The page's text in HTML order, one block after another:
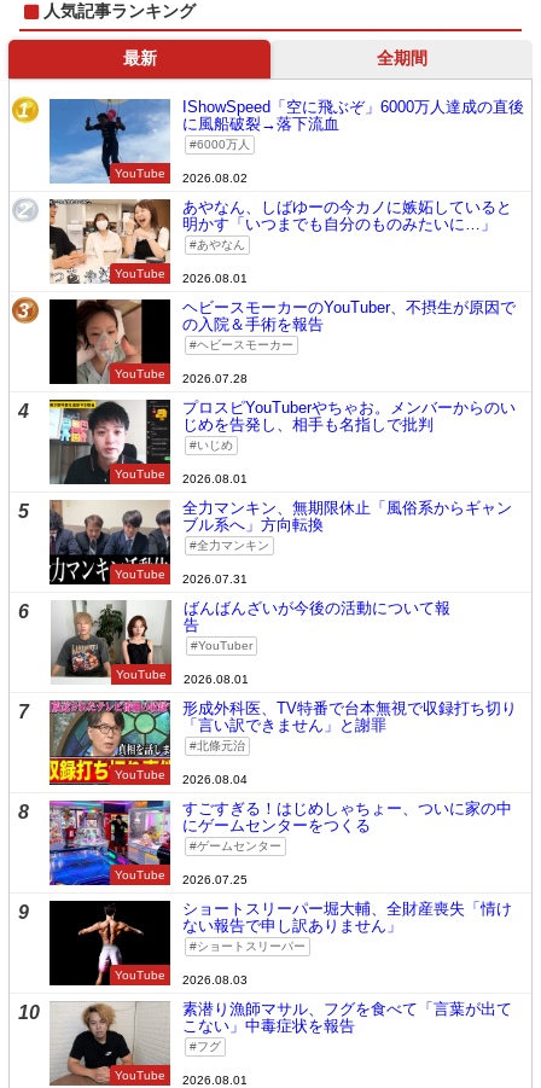
人気記事ランキング
最新 全期間
1
YouTube
IShowSpeed「空に飛ぶぞ」6000万人達成の直後
に風船破裂→落下流血
6000万人
2026.08.02
2
YouTube
あやなん、しばゆーの今カノに嫉妬していると
明かす「いつまでも自分のものみたいに…」
あやなん
2026.08.01
3
YouTube
ヘビースモーカーのYouTuber、不摂生が原因で
の入院＆手術を報告
ヘビースモーカー
2026.07.28
4
YouTube
プロスピYouTuberやちゃお。メンバーからのい
じめを告発し、相手も名指しで批判
いじめ
2026.08.01
5
YouTube
全力マンキン、無期限休止「風俗系からギャン
ブル系へ」方向転換
全力マンキン
2026.07.31
6
YouTube
ばんばんざいが今後の活動について報
告
YouTuber
2026.08.01
7
YouTube
形成外科医、TV特番で台本無視で収録打ち切り
「言い訳できません」と謝罪
北條元治
2026.08.04
8
YouTube
すごすぎる！はじめしゃちょー、ついに家の中
にゲームセンターをつくる
ゲームセンター
2026.07.25
9
YouTube
ショートスリーパー堀大輔、全財産喪失「情け
ない報告で申し訳ありません」
ショートスリーパー
2026.08.03
10
YouTube
素潜り漁師マサル、フグを食べて「言葉が出て
こない」中毒症状を報告
フグ
2026.08.01